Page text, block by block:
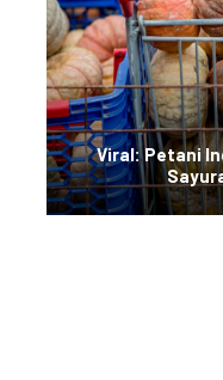
Viral: Petani